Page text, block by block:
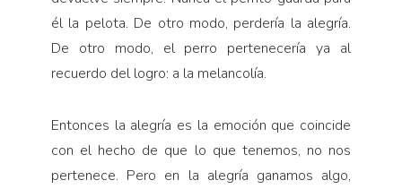
él la pelota. De otro modo, perdería la alegría.
De otro modo, el perro pertenecería ya al
recuerdo del logro: a la melancolía.
Entonces la alegría es la emoción que coincide
con el hecho de que lo que tenemos, no nos
pertenece. Pero en la alegría ganamos algo,